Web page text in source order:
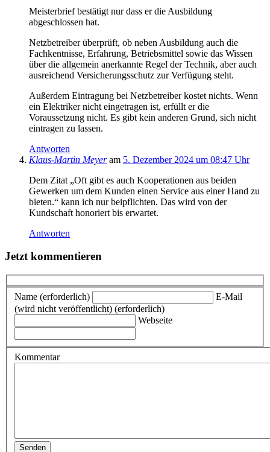
Meisterbrief bestätigt nur dass er die Ausbildung
abgeschlossen hat.
Netzbetreiber überprüft, ob neben Ausbildung auch die
Fachkentnisse, Erfahrung, Betriebsmittel sowie das Wissen
über die allgemein anerkannte Regel der Technik, aber auch
ausreichend Versicherungsschutz zur Verfügung steht.
Außerdem Eintragung bei Netzbetreiber kostet nichts. Wenn
ein Elektriker nicht eingetragen ist, erfüllt er die
Voraussetzung nicht. Es gibt kein anderen Grund, sich nicht
eintragen zu lassen.
Antworten
Klaus-Martin Meyeram 5. Dezember 2024 um 08:47 Uhr
Dem Zitat „Oft gibt es auch Kooperationen aus beiden
Gewerken um dem Kunden einen Service aus einer Hand zu
bieten.“ kann ich nur beipflichten. Das wird von der
Kundschaft honoriert bis erwartet.
Antworten
Jetzt kommentieren
Name (erforderlich)
E-Mail
(wird nicht veröffentlicht) (erforderlich)
Webseite
Kommentar